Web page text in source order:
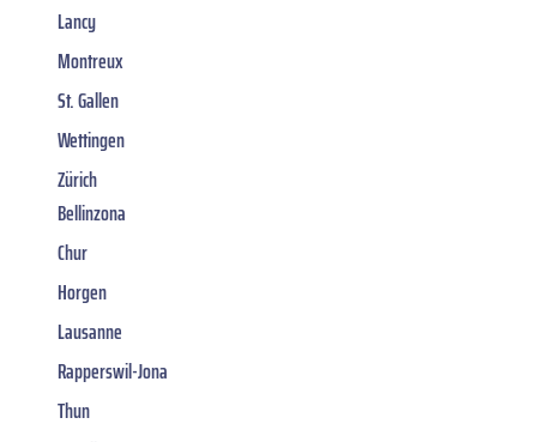
Lancy
Montreux
St. Gallen
Wettingen
Zürich
Bellinzona
Chur
Horgen
Lausanne
Rapperswil-Jona
Thun